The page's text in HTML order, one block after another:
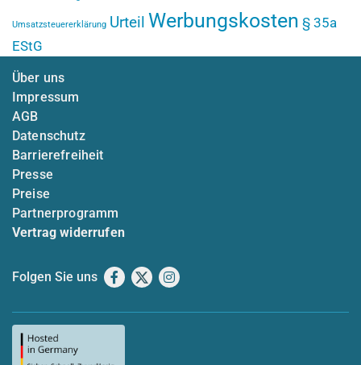
Umsatzsteuererklärung Urteil Werbungskosten § 35a
EStG
Über uns
Impressum
AGB
Datenschutz
Barrierefreiheit
Presse
Preise
Partnerprogramm
Vertrag widerrufen
Folgen Sie uns Facebook
X Instagram